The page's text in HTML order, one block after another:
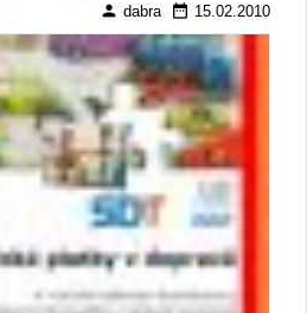
person dabra date_range 15.02.2010